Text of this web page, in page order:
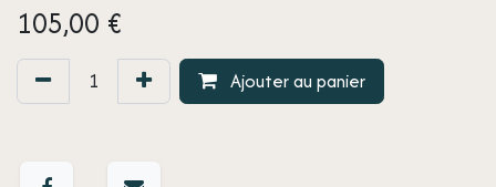
105,00 €
Ajouter au panier